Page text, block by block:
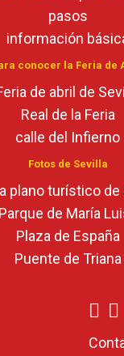
pasos
información
conocer la Feria de
de abril de
Real de la Feria
calle del Infierno
Fotos de Sevilla
plano turístico de
Parque de María
Plaza de España
Puente de Triana